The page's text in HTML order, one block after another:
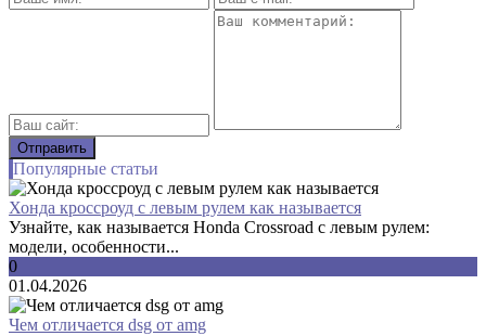
Популярные статьи
Хонда кроссроуд с левым рулем как называется
Узнайте, как называется Honda Crossroad с левым рулем:
модели, особенности...
0
01.04.2026
Чем отличается dsg от amg